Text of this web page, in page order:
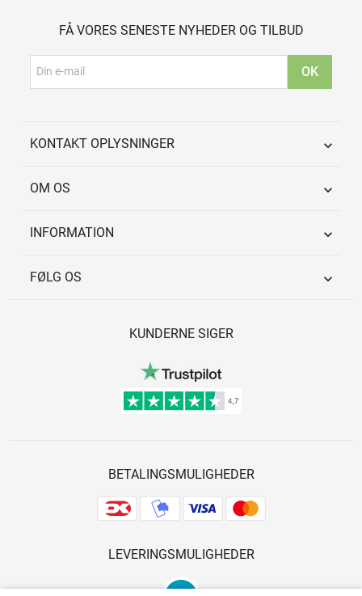
FÅ VORES SENESTE NYHEDER OG TILBUD
KONTAKT OPLYSNINGER 
OM OS 
INFORMATION 
FØLG OS 
KUNDERNE SIGER
BETALINGSMULIGHEDER
LEVERINGSMULIGHEDER